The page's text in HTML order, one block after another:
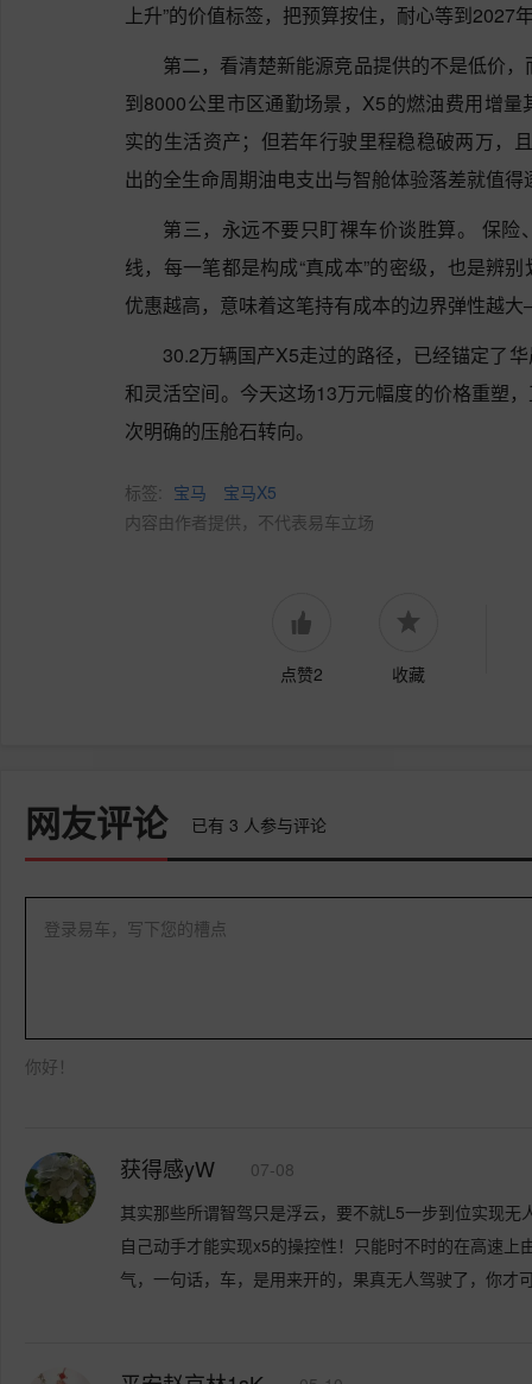
上升”的价值标签，把预算按住，耐心等到2027
第二，看清楚新能源竞品提供的不是低价
到8000公里市区通勤场景，X5的燃油费用增
实的生活资产；但若年行驶里程稳稳破两万，
出的全生命周期油电支出与智舱体验落差就值
第三，永远不要只盯裸车价谈胜算。 保
线，每一笔都是构成“真成本”的密级，也是辨
优惠越高，意味着这笔持有成本的边界弹性越
30.2万辆国产X5走过的路径，已经锚定了
和灵活空间。今天这场13万元幅度的价格重塑
次明确的压舱石转向。
标签: 宝马
宝马X5
内容由作者提供，不代表易车立场
点赞2 收藏
网友评论 已有 3 人参与评论
登录易车，写下您的槽点
你好！
获得感yW
07-08
其实那些所谓智驾只是浮云，要不就L5一步到位实现
自己动手才能实现x5的操控性！只能时不时的在高速
气，一句话，车，是用来开的，果真无人驾驶了，你才